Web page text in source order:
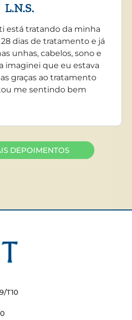
L.N.S.
está tratando da minha
dias de tratamento e já
unhas, cabelos, sono e
imaginei que eu estava
graças ao tratamento
me sentindo bem
DEPOIMENTOS
T10